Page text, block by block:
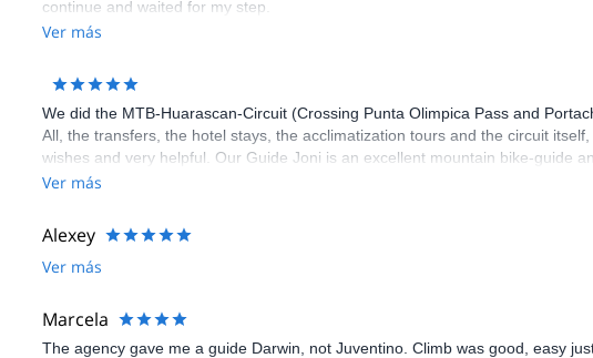
continue and waited for my step.
Ver más
We did the MTB-Huarascan-Circuit (Crossing Punta Olimpica Pass and
All, the transfers, the hotel stays, the acclimatization tours and the circuit
wishes and very helpful. Our Guide Joni is an excellent mountain bike-guide
delicious meals during the circuit. The camping equipment was in very good
Ver más
Alexey
Ver más
Marcela
The agency gave me a guide Darwin, not Juventino. Climb was good, easy